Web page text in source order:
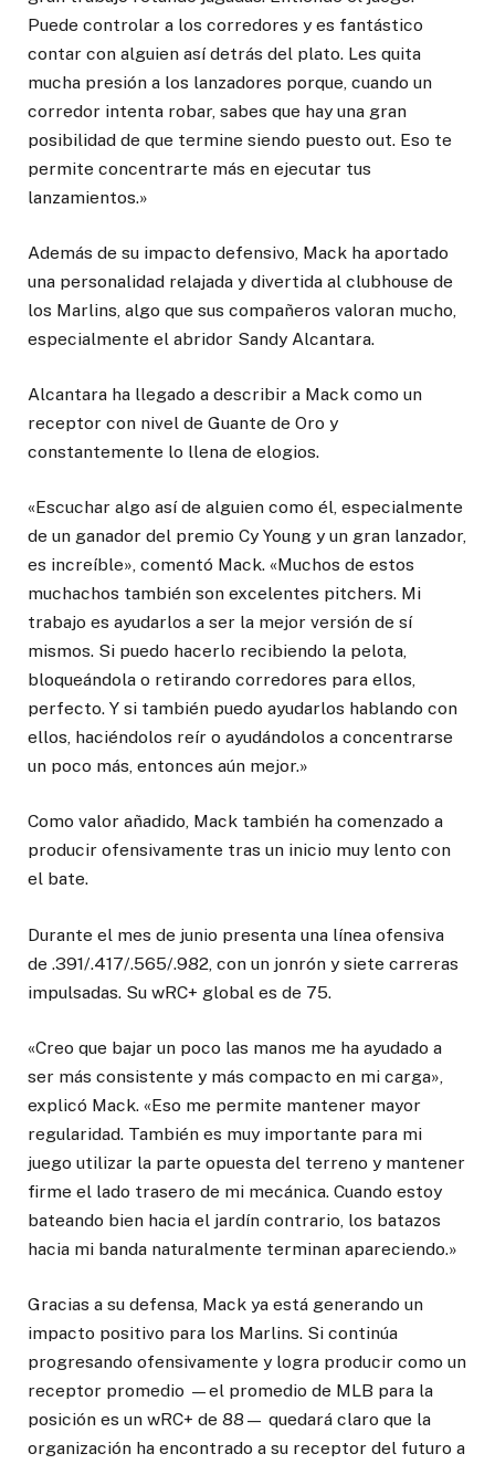
Puede controlar a los corredores y es fantástico
contar con alguien así detrás del plato. Les quita
mucha presión a los lanzadores porque, cuando un
corredor intenta robar, sabes que hay una gran
posibilidad de que termine siendo puesto out. Eso te
permite concentrarte más en ejecutar tus
lanzamientos.»
Además de su impacto defensivo, Mack ha aportado
una personalidad relajada y divertida al clubhouse de
los Marlins, algo que sus compañeros valoran mucho,
especialmente el abridor Sandy Alcantara.
Alcantara ha llegado a describir a Mack como un
receptor con nivel de Guante de Oro y
constantemente lo llena de elogios.
«Escuchar algo así de alguien como él, especialmente
de un ganador del premio Cy Young y un gran lanzador,
es increíble», comentó Mack. «Muchos de estos
muchachos también son excelentes pitchers. Mi
trabajo es ayudarlos a ser la mejor versión de sí
mismos. Si puedo hacerlo recibiendo la pelota,
bloqueándola o retirando corredores para ellos,
perfecto. Y si también puedo ayudarlos hablando con
ellos, haciéndolos reír o ayudándolos a concentrarse
un poco más, entonces aún mejor.»
Como valor añadido, Mack también ha comenzado a
producir ofensivamente tras un inicio muy lento con
el bate.
Durante el mes de junio presenta una línea ofensiva
de .391/.417/.565/.982, con un jonrón y siete carreras
impulsadas. Su wRC+ global es de 75.
«Creo que bajar un poco las manos me ha ayudado a
ser más consistente y más compacto en mi carga»,
explicó Mack. «Eso me permite mantener mayor
regularidad. También es muy importante para mi
juego utilizar la parte opuesta del terreno y mantener
firme el lado trasero de mi mecánica. Cuando estoy
bateando bien hacia el jardín contrario, los batazos
hacia mi banda naturalmente terminan apareciendo.»
Gracias a su defensa, Mack ya está generando un
impacto positivo para los Marlins. Si continúa
progresando ofensivamente y logra producir como un
receptor promedio —el promedio de MLB para la
posición es un wRC+ de 88— quedará claro que la
organización ha encontrado a su receptor del futuro a